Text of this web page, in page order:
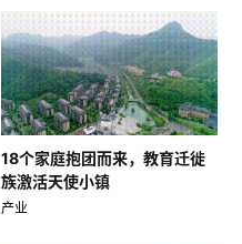
18个家庭抱团而来，教育迁徙
族激活天使小镇
产业